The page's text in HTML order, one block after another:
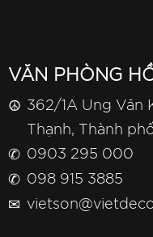
VĂN PHÒNG
☮ 362/1A Ung Văn
Thạnh, Thành
✆ 0903 295 000
✆ 098 915 3885
✉